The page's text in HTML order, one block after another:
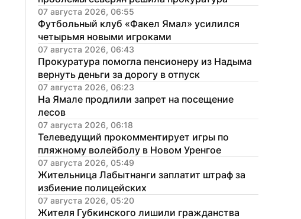
07 августа 2026, 06:55
Футбольный клуб «Факел Ямал» усилился
четырьмя новыми игроками
07 августа 2026, 06:43
Прокуратура помогла пенсионеру из Надыма
вернуть деньги за дорогу в отпуск
07 августа 2026, 06:23
На Ямале продлили запрет на посещение
лесов
07 августа 2026, 06:18
Телеведущий прокомментирует игры по
пляжному волейболу в Новом Уренгое
07 августа 2026, 05:49
Жительница Лабытнанги заплатит штраф за
избиение полицейских
07 августа 2026, 05:20
Жителя Губкинского лишили гражданства